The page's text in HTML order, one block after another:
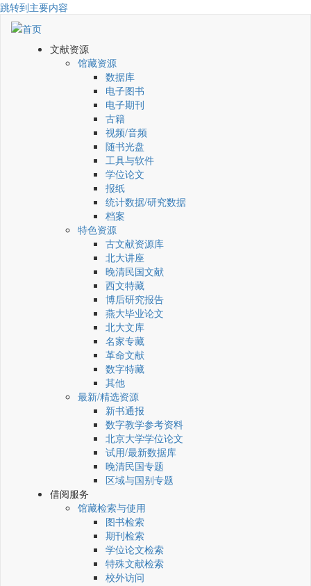
跳转到主要内容
文献资源
馆藏资源
数据库
电子图书
电子期刊
古籍
视频/音频
随书光盘
工具与软件
学位论文
报纸
统计数据/研究数据
档案
特色资源
古文献资源库
北大讲座
晚清民国文献
西文特藏
博后研究报告
燕大毕业论文
北大文库
名家专藏
革命文献
数字特藏
其他
最新/精选资源
新书通报
数字教学参考资料
北京大学学位论文
试用/最新数据库
晚清民国专题
区域与国别专题
借阅服务
馆藏检索与使用
图书检索
期刊检索
学位论文检索
特殊文献检索
校外访问